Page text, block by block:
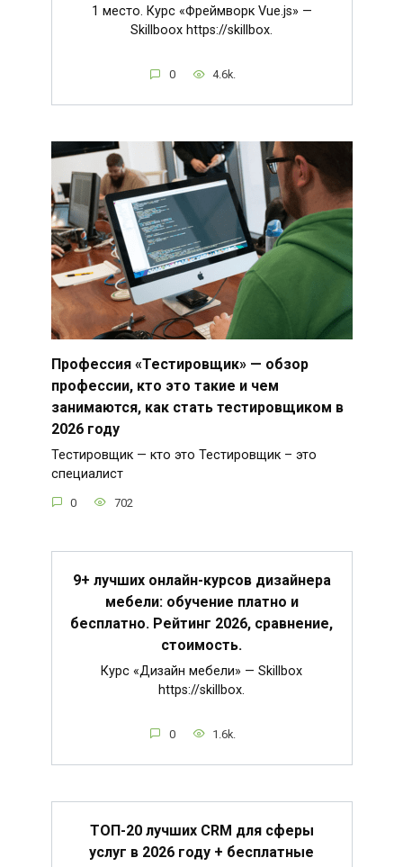
1 место. Курс «Фреймворк Vue.js» —
Skillboox https://skillbox.
0 4.6k.
Профессия «Тестировщик» — обзор
профессии, кто это такие и чем
занимаются, как стать тестировщиком в
2026 году
Тестировщик — кто это Тестировщик – это
специалист
0 702
9+ лучших онлайн-курсов дизайнера
мебели: обучение платно и
бесплатно. Рейтинг 2026, сравнение,
стоимость.
Курс «Дизайн мебели» — Skillbox
https://skillbox.
0 1.6k.
ТОП-20 лучших CRM для сферы
услуг в 2026 году + бесплатные